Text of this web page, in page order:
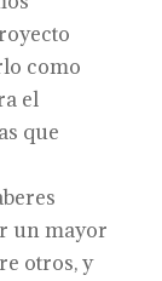
como
el
que
un mayor
otros, y